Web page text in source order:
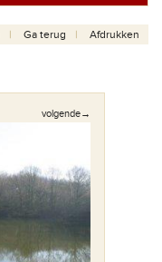
Ga terug Afdrukken
volgende→